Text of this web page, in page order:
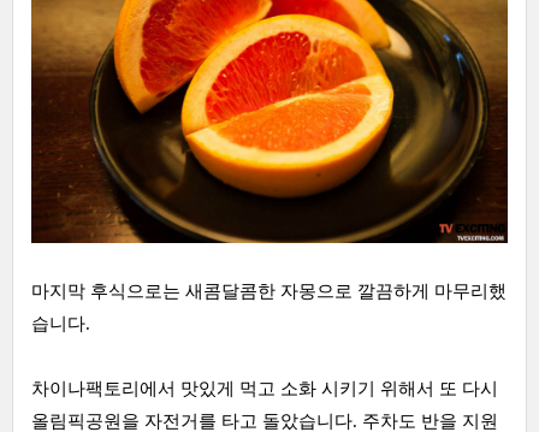
마지막 후식으로는 새콤달콤한 자몽으로 깔끔하게 마무리했
습니다.
차이나팩토리에서 맛있게 먹고 소화 시키기 위해서 또 다시
올림픽공원을 자전거를 타고 돌았습니다. 주차도 반을 지원